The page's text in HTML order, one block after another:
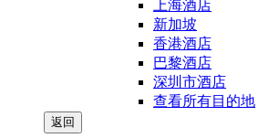
上海酒店
新加坡
香港酒店
巴黎酒店
深圳市酒店
查看所有目的地
返回